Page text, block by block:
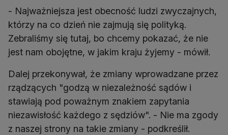
- Najważniejsza jest obecność ludzi zwyczajnych,
którzy na co dzień nie zajmują się polityką.
Zebraliśmy się tutaj, bo chcemy pokazać, że nie
jest nam obojętne, w jakim kraju żyjemy - mówił.
Dalej przekonywał, że zmiany wprowadzane przez
rządzących "godzą w niezależność sądów i
stawiają pod poważnym znakiem zapytania
niezawisłość każdego z sędziów". - Nie ma zgody
z naszej strony na takie zmiany - podkreślił.